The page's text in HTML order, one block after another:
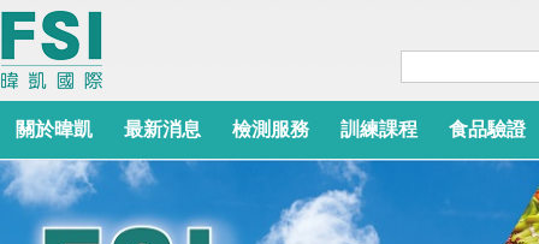
關於暐凱 最新消息 檢測服務 訓練課程 食品驗證